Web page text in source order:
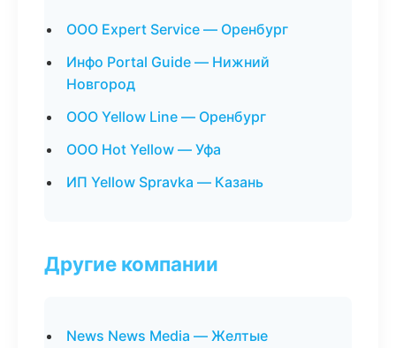
ООО Expert Service — Оренбург
Инфо Portal Guide — Нижний
Новгород
ООО Yellow Line — Оренбург
ООО Hot Yellow — Уфа
ИП Yellow Spravka — Казань
Другие компании
News News Media — Желтые